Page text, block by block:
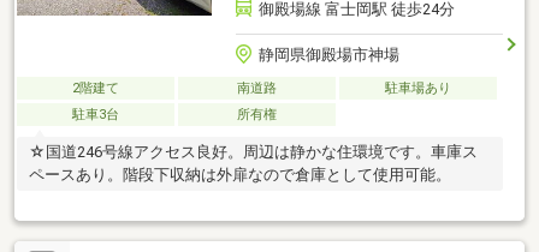
御殿場線 富士岡駅 徒歩24分
静岡県御殿場市神場
2階建て 南道路
駐車場あり
駐車3台
所有権
☆国道246号線アクセス良好。周辺は静かな住環境です。車庫ス
ペースあり。階段下収納は外扉なので倉庫として使用可能。